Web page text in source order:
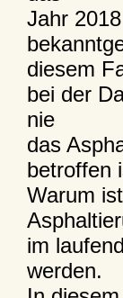
Jahr
diesem
bei der
nie
das
betroffen
Warum
im
werden.